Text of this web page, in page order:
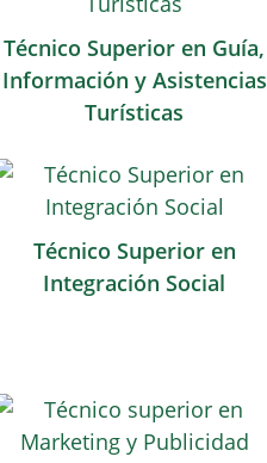
Técnico Superior en Guía,
Información y Asistencias
Turísticas
Técnico Superior en
Integración Social